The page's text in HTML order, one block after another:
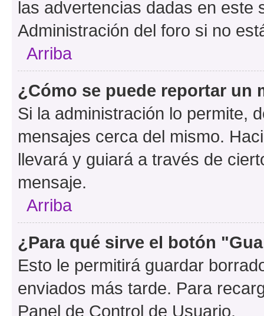
las advertencias dadas en este
Administración del foro si no
Arriba
¿Cómo se puede reportar un
Si la administración lo permite,
mensajes cerca del mismo.
llevará y guiará a través de
mensaje.
Arriba
¿Para qué sirve el botón
Esto le permitirá guardar
enviados más tarde. Para
Panel de Control de Usuario.